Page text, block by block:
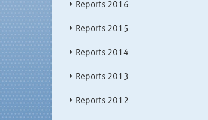
Reports 2016
Reports 2015
Reports 2014
Reports 2013
Reports 2012